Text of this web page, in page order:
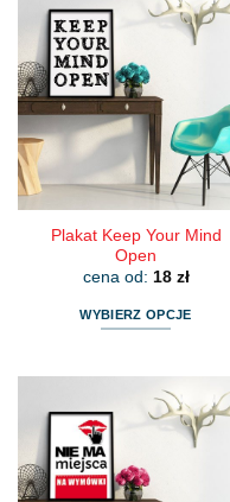
wiele
wariantów.
Opcje
można
wybrać
na
stronie
produktu
Plakat Keep Your Mind
Open
cena od: 18 zł
WYBIERZ OPCJE
wiele
wariantów.
Opcje
można